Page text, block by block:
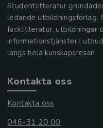
Studentlitteratur
ledande utbildningsförlag.
facklitteratur, utbildningar
informationstjänster i
längs hela kunskapsresan.
Kontakta oss
Kontakta oss
046-31 20 00